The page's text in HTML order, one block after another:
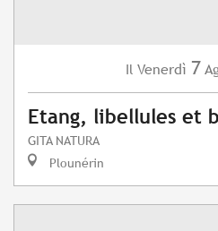
Il Venerdì 7
Etang, libellules et
GITA NATURA
Plounérin